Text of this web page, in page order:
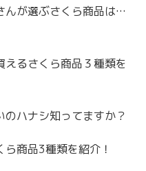
んが選ぶさくら商品は…
えるさくら商品３種類を
のハナシ知ってますか？
ら商品3種類を紹介！